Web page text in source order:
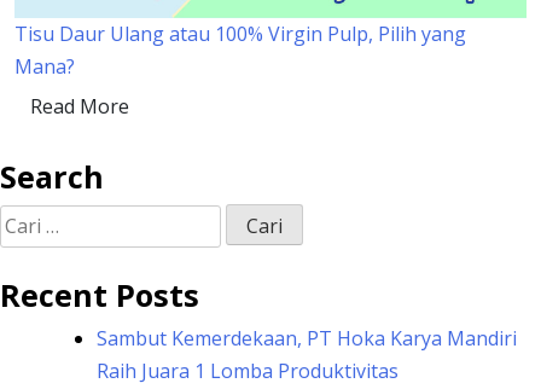
Tisu Daur Ulang atau 100% Virgin Pulp, Pilih yang
Mana?
Read More
Search
Cari
untuk:
Recent Posts
Sambut Kemerdekaan, PT Hoka Karya Mandiri
Raih Juara 1 Lomba Produktivitas